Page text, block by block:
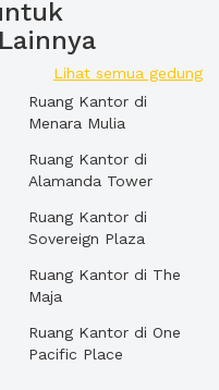
Lihat semua gedung
Ruang Kantor di
Menara Mulia
Ruang Kantor di
Alamanda Tower
Ruang Kantor di
Sovereign Plaza
Ruang Kantor di The
Maja
Ruang Kantor di One
Pacific Place